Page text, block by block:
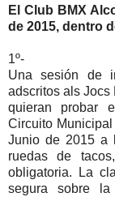
El Club BMX
de 2015, dentro
1º-
Una sesión de
adscritos als Jocs
quieran probar
Circuito
Junio de 2015 a
ruedas de
obligatoria. La
segura sobre